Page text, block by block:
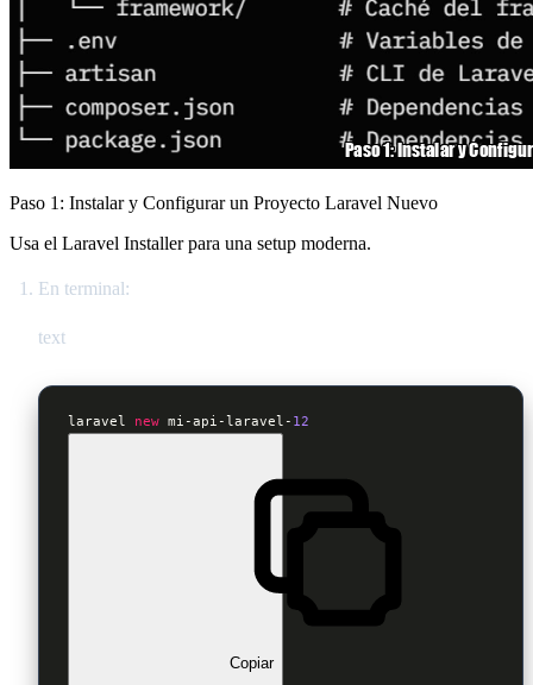
Paso 1: Instalar y Configurar un Proyecto Laravel Nuevo
Usa el Laravel Installer para una setup moderna.
En terminal:
text
laravel new mi-api-laravel- 12
Copiar